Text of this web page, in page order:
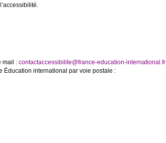
mail : contactaccessibilite@france-education-international.fr
Éducation international par voie postale :